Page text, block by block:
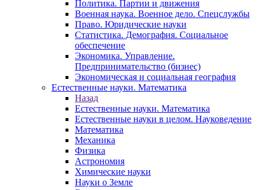
Политика. Партии и движения
Военная наука. Военное дело. Спецслужбы
Право. Юридические науки
Статистика. Демография. Социальное
обеспечение
Экономика. Управление.
Предпринимательство (бизнес)
Экономическая и социальная география
Естественные науки. Математика
Назад
Естественные науки. Математика
Естественные науки в целом. Науковедение
Математика
Механика
Физика
Астрономия
Химические науки
Науки о Земле